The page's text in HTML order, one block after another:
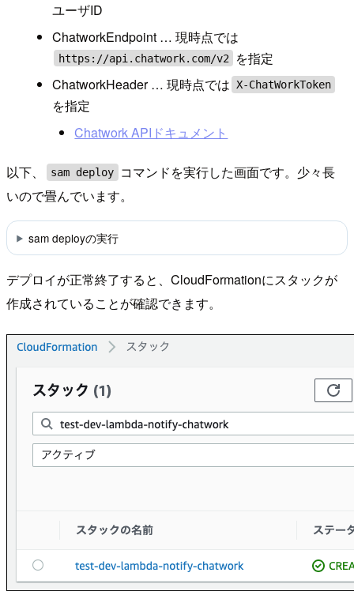
ユーザID
ChatworkEndpoint … 現時点では
https://api.chatwork.com/v2
を指定
ChatworkHeader … 現時点では X-ChatWorkToken
を指定
Chatwork APIドキュメント
以下、 sam deploy
コマンドを実行した画面です。少々長
いので畳んでいます。
sam deployの実行
デプロイが正常終了すると、CloudFormationにスタックが
作成されていることが確認できます。